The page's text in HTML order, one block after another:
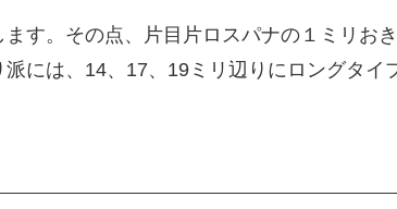
す。その点、片目片ロスパナの１ミリお
には、14、17、19ミリ辺りにロングタイ